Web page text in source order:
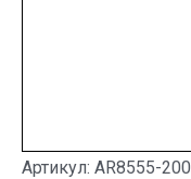
Артикул: AR8555-200